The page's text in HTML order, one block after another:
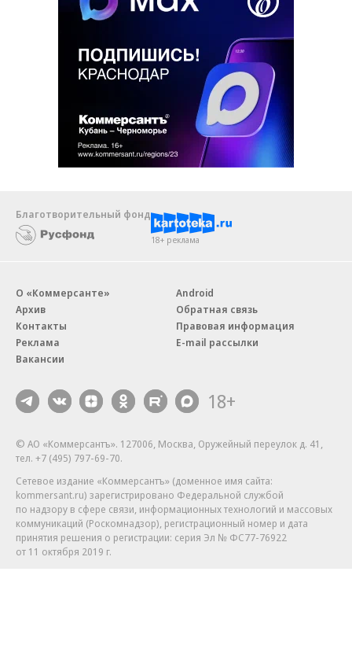
Благотворительный фонд
18+ реклама
О «Коммерсанте»
Архив
Контакты
Реклама
Вакансии
Android
Обратная связь
Правовая информация
E-mail рассылки
18+
© АО «Коммерсантъ». 127006, Москва, Оружейный переулок д. 41,
тел. +7 (495) 797-69-70.
Сетевое издание «Коммерсантъ» (доменное имя сайта:
kommersant.ru) зарегистрировано Федеральной службой
по надзору в сфере связи, информационных технологий и массовых
коммуникаций (Роскомнадзор), регистрационный номер и дата
принятия решения о регистрации: серия Эл № ФС77-76922
от 11 октября 2019 г.